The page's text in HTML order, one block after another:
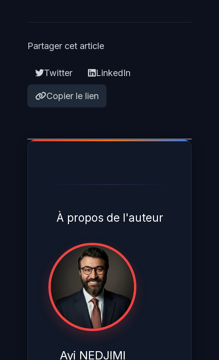
Partager cet article
Twitter LinkedIn
Copier le lien
À propos de l'auteur
Ayi NEDJIMI